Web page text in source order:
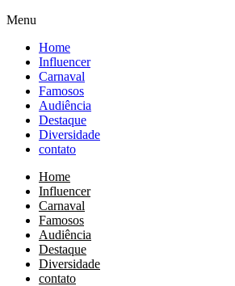
Menu
Home
Influencer
Carnaval
Famosos
Audiência
Destaque
Diversidade
contato
Home
Influencer
Carnaval
Famosos
Audiência
Destaque
Diversidade
contato